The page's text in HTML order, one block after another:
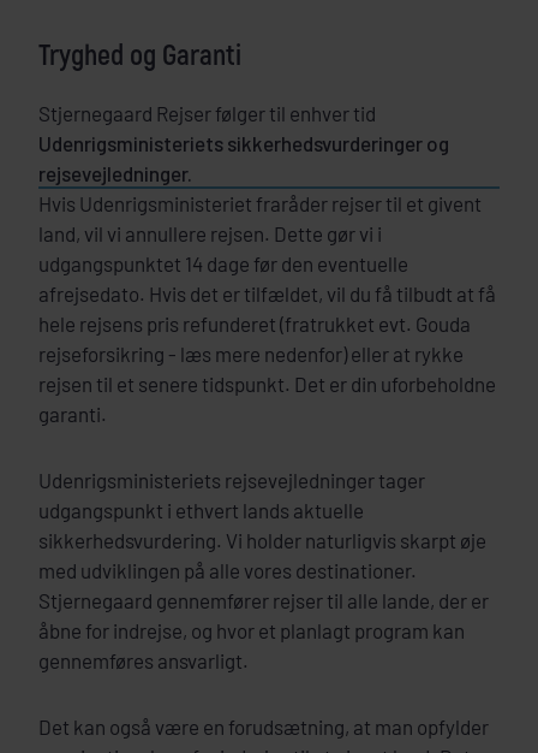
Tryghed og Garanti
Stjernegaard Rejser følger til enhver tid
Udenrigsministeriets sikkerhedsvurderinger og
rejsevejledninger.
Hvis Udenrigsministeriet fraråder rejser til et givent
land, vil vi annullere rejsen. Dette gør vi i
udgangspunktet 14 dage før den eventuelle
afrejsedato. Hvis det er tilfældet, vil du få tilbudt at få
hele rejsens pris refunderet (fratrukket evt. Gouda
rejseforsikring - læs mere nedenfor) eller at rykke
rejsen til et senere tidspunkt. Det er din uforbeholdne
garanti.
Udenrigsministeriets rejsevejledninger tager
udgangspunkt i ethvert lands aktuelle
sikkerhedsvurdering. Vi holder naturligvis skarpt øje
med udviklingen på alle vores destinationer.
Stjernegaard gennemfører rejser til alle lande, der er
åbne for indrejse, og hvor et planlagt program kan
gennemføres ansvarligt.
Det kan også være en forudsætning, at man opfylder